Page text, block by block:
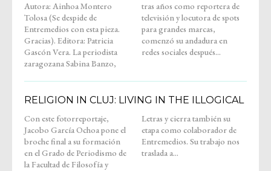
Autora: Ainhoa Montero
Tolosa (Se despide de
Entremedios con esta pieza.
Gracias). Editora: Patricia
Gascón Vera. La periodista
zaragozana Sabina Banzo,
tras años como reportera de
televisión y locutora de spots
para grandes marcas,
comenzó su andadura en
redes sociales después...
RELIGION IN CLUJ: LIVING IN THE ILLOGICAL
Con este fotorreportaje,
Jacobo García Ochoa pone el
broche final a su formación
en el Grado de Periodismo de
la Facultad de Filosofía y
Letras y cierra también su
etapa como colaborador de
Entremedios. Su trabajo nos
traslada a...